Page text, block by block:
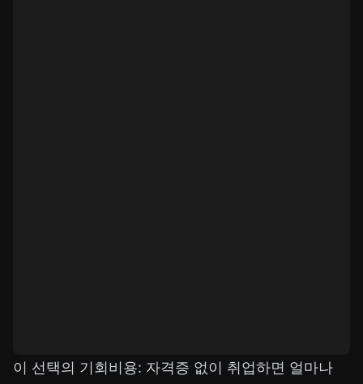
이 선택의 기회비용: 자격증 없이 취업하면 얼마나